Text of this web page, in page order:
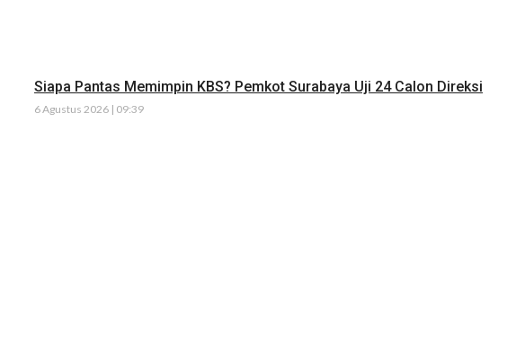
Siapa Pantas Memimpin KBS? Pemkot Surabaya Uji 24 Calon Direksi
6 Agustus 2026 | 09:39